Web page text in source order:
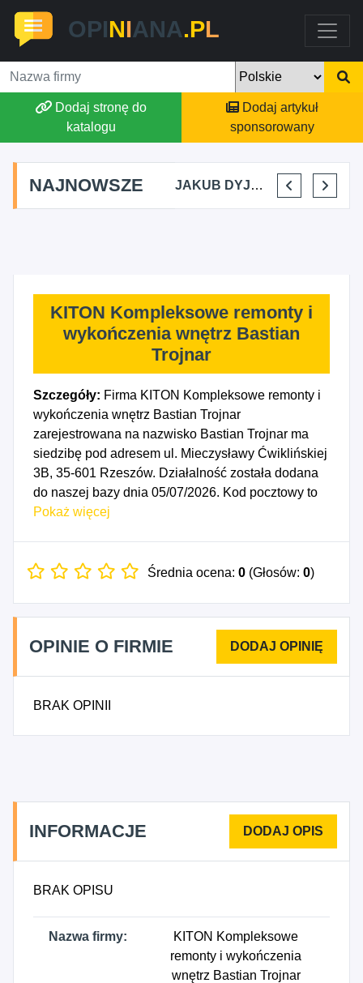
OPINIANA.PL
Dodaj stronę do
katalogu
Dodaj artykuł
sponsorowany
NAJNOWSZE
MARTA BRACHA JAKUB DYJAKIEWICZ POLISH LODA ELENA MAKARCHIK
KITON Kompleksowe remonty i
wykończenia wnętrz Bastian
Trojnar
Szczegóły: Firma KITON Kompleksowe remonty i
wykończenia wnętrz Bastian Trojnar
zarejestrowana na nazwisko Bastian Trojnar ma
siedzibę pod adresem ul. Mieczysławy Ćwiklińskiej
3B, 35-601 Rzeszów. Działalność została dodana
do naszej bazy dnia 05/07/2026. Kod pocztowy to
35-601, województwo PODKARPACKIE, powiat
firmy KITON Kompleksowe remonty i wykończenia
na dzień 02/07/2026. Wybrane kody PKD to: 4311Z
- Rozbiórka i burzenie obiektów budowlanych,
4321Z - Wykonywanie instalacji elektrycznych,
kanalizacyjnych, cieplnych, gazowych i
Montaż izolacji, 4335Z - Wykonywanie pozostałych
robót budowlanych wykończeniowych.
Pokaż więcej
Średnia ocena: 0 (Głosów: 0)
OPINIE O FIRMIE
BRAK OPINII
INFORMACJE
BRAK OPISU
Nazwa firmy:
KITON Kompleksowe
remonty i wykończenia
wnętrz Bastian Trojnar